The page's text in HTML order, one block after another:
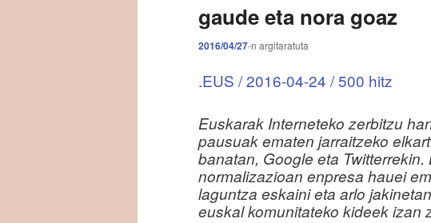
gaude eta nora goaz
2016/04/27-n argitaratuta
.EUS / 2016-04-24 / 500 hitz
Euskarak Interneteko zerbitzu
pausuak ematen jarraitzeko
banatan, Google eta
normalizazioan enpresa hauei
laguntza eskaini eta arlo
euskal komunitateko kideek izan